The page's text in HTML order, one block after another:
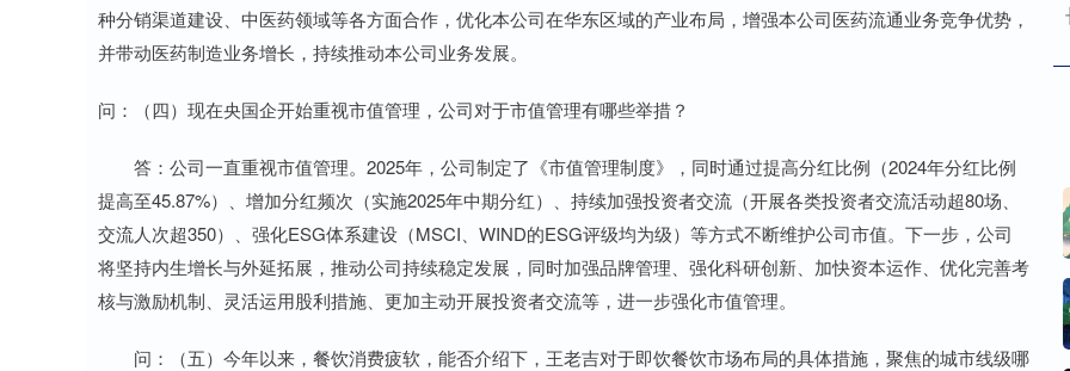
种分销渠道建设、中医药领域等各方面合作，优化本公司在华东区域的产业布局，增强本公司医药流通业务竞争优势，
并带动医药制造业务增长，持续推动本公司业务发展。
问：（四）现在央国企开始重视市值管理，公司对于市值管理有哪些举措？
答：公司一直重视市值管理。2025年，公司制定了《市值管理制度》，同时通过提高分红比例（2024年分红比例
提高至45.87%）、增加分红频次（实施2025年中期分红）、持续加强投资者交流（开展各类投资者交流活动超80场、
交流人次超350）、强化ESG体系建设（MSCI、WIND的ESG评级均为级）等方式不断维护公司市值。下一步，公司
将坚持内生增长与外延拓展，推动公司持续稳定发展，同时加强品牌管理、强化科研创新、加快资本运作、优化完善考
核与激励机制、灵活运用股利措施、更加主动开展投资者交流等，进一步强化市值管理。
问：（五）今年以来，餐饮消费疲软，能否介绍下，王老吉对于即饮餐饮市场布局的具体措施，聚焦的城市线级哪